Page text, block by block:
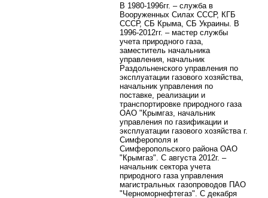
В 1980-1996гг. – служба в
Вооруженных Силах СССР, КГБ
СССР, СБ Крыма, СБ Украины. В
1996-2012гг. – мастер службы
учета природного газа,
заместитель начальника
управления, начальник
Раздольненского управления по
эксплуатации газового хозяйства,
начальник управления по
поставке, реализации и
транспортировке природного газа
ОАО "Крымгаз, начальник
управления по газификации и
эксплуатации газового хозяйства г.
Симферополя и
Симферопольского района ОАО
"Крымгаз". С августа 2012г. –
начальник сектора учета
природного газа управления
магистральных газопроводов ПАО
"Черноморнефтегаз". С декабря